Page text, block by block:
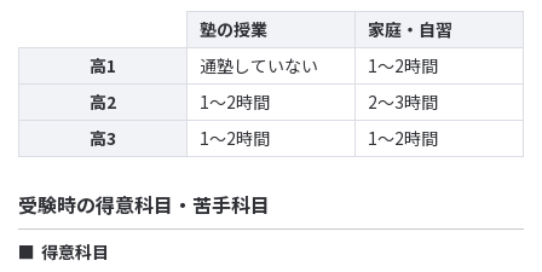
塾の授業
家庭・自習
高1
通塾していない
1〜2時間
高2
1〜2時間
2〜3時間
高3
1〜2時間 1〜2時間
受験時の得意科目・苦手科目
得意科目